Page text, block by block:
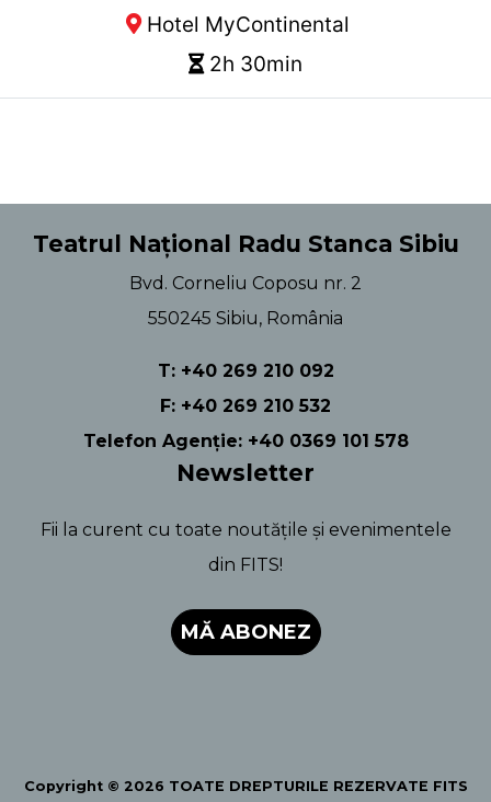
Hotel MyContinental
2h 30min
Teatrul Național Radu Stanca Sibiu
Bvd. Corneliu Coposu nr. 2
550245 Sibiu, România
T: +40 269 210 092
F: +40 269 210 532
Telefon Agenție: +40 0369 101 578
Newsletter
Fii la curent cu toate noutățile și evenimentele
din FITS!
MĂ ABONEZ
Copyright © 2026 TOATE DREPTURILE REZERVATE FITS